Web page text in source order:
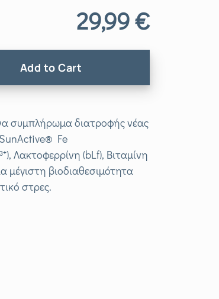
29,99€
Add to Cart
συμπλήρωμα διατροφής νέας
Fe
Λακτοφερρίνη (bLf), Βιταμίνη
μέγιστη βιοδιαθεσιμότητα
στρες.